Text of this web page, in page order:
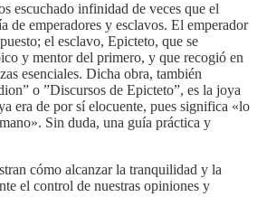
escuchado infinidad de veces que el
de emperadores y esclavos. El emperador
el esclavo, Epicteto, que se
y mentor del primero, y que recogió en
esenciales. Dicha obra, también
o ”Discursos de Epicteto”, es la joya
era de por sí elocuente, pues significa «lo
Sin duda, una guía práctica y
cómo alcanzar la tranquilidad y la
el control de nuestras opiniones y